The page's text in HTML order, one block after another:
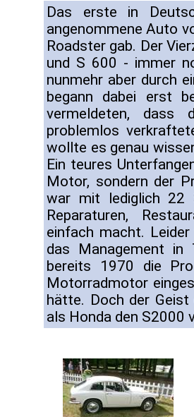
Das erste in
angenommene Auto
Roadster gab. Der
und S 600 - immer
nunmehr aber durch
begann dabei erst
vermeldeten, dass
problemlos
wollte es genau
Ein teures
Motor, sondern der
war mit lediglich 22
Reparaturen,
einfach macht.
das Management
bereits 1970 die
Motorradmotor
hätte. Doch der
als Honda den S2000